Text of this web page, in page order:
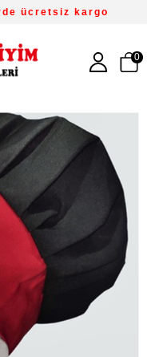
ücretsiz kargo
0